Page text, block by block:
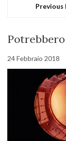
Previous
24 Febbraio 2018